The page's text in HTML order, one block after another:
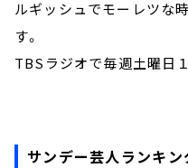
ルギッシュでモーレツな
す。
TBSラジオで毎週土曜日
サンデー芸人ランキン